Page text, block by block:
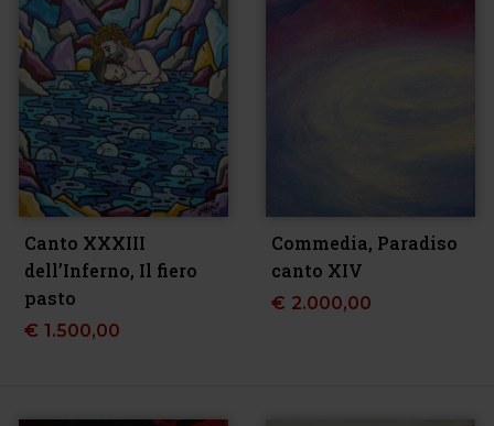
Canto XXXIII
dell’Inferno, Il fiero
pasto
€ 1.500,00
Commedia, Paradiso
canto XIV
€ 2.000,00